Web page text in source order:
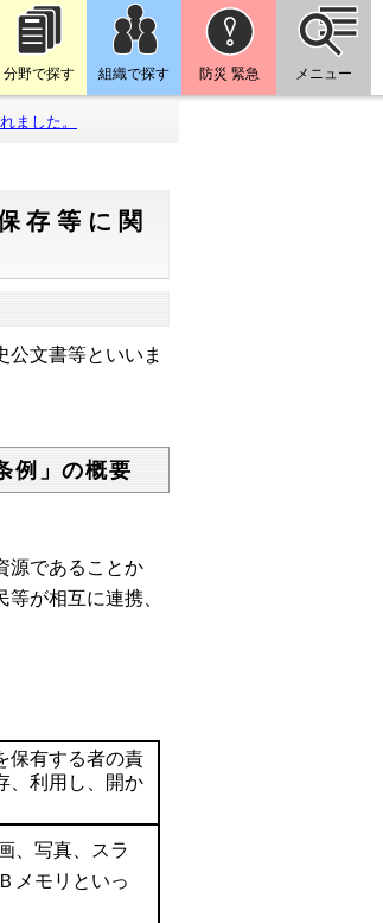
分野で探す 組織で探す 防災 緊急 メニュー
ました。
存等に関
文書等といいま
例」の概要
源であることか
が相互に連携、
保有する者の責
、利用し、開か
、写真、スラ
メモリといっ